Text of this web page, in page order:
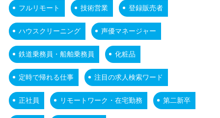
フルリモート 技術営業 登録販売者
ハウスクリーニング 声優マネージャー
鉄道乗務員・船舶乗務員 化粧品
定時で帰れる仕事 注目の求人検索ワード
正社員 リモートワーク・在宅勤務 第二新卒